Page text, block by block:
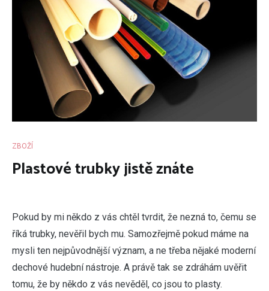
ZBOŽÍ
Plastové trubky jistě znáte
Pokud by mi někdo z vás chtěl tvrdit, že nezná to, čemu se
říká trubky, nevěřil bych mu. Samozřejmě pokud máme na
mysli ten nejpůvodnější význam, a ne třeba nějaké moderní
dechové hudební nástroje. A právě tak se zdráhám uvěřit
tomu, že by někdo z vás nevěděl, co jsou to plasty.